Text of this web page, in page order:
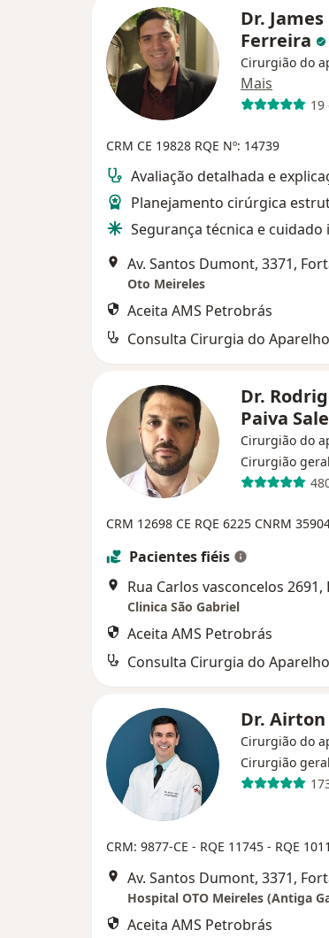
Dr.
Ferreira
Cirurgião do
Mais
19
CRM CE 19828 RQE Nº: 14739
Avaliação detalhada e
Planejamento cirúrgica
Segurança técnica e
Av. Santos Dumont, 3371,
Oto Meireles
Aceita AMS Petrobrás
Consulta Cirurgia do
Dr.
Paiva
Cirurgião do
Cirurgião geral
CRM 12698 CE RQE 6225 CNRM
Pacientes fiéis
Rua Carlos vasconcelos 2691,
Clinica São Gabriel
Aceita AMS Petrobrás
Consulta Cirurgia do
Dr. Airton
Cirurgião do
Cirurgião geral
CRM: 9877-CE - RQE 11745 - RQE
Av. Santos Dumont, 3371,
Hospital OTO Meireles (Antiga
Aceita AMS Petrobrás